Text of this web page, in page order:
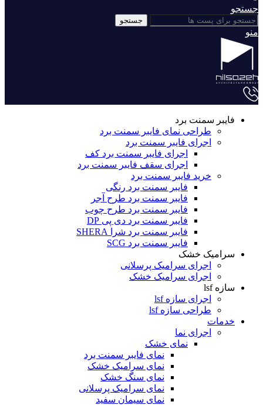
جستجو
جستجو
منو
فایبر سمنت برد
طراحی نمای فایبر سمنت برد
اجرای فایبر سمنت برد
اجرای فایبر سمنت برد کف
اجرای سقف فایبر سمنت برد
خرید فایبر سمنت برد
فایبر سمنت برد رنگی
فایبر سمنت برد طرح آجر
فایبر سمنت برد طرح چوب
فایبر سمنت برد دی پی DP
فایبر سمنت برد شرا SHERA
فایبر سمنت برد SCG
سرامیک خشک
اجرای سرامیک پرسلانی
اجرای سرامیک خشک
سازه lsf
اجرای سازه lsf
طراحی سازه lsf
خدمات
اجرای نما
نمای خشک
نمای فایبر سمنت برد
نمای سرامیک خشک
نمای سنگ خشک
نمای سرامیک پرسلانی
نمای سیمان سفید